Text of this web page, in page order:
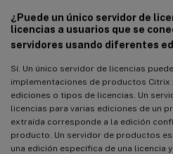
¿Puede un único servidor de
licencias a usuarios que se
servidores usando diferentes
Sí. Un único servidor de licencias
implementaciones de productos
ediciones o tipos de licencias. Un
licencias para varias ediciones de un
extraída corresponde a la edición
producto. Un servidor de productos
una edición específica de una licencia